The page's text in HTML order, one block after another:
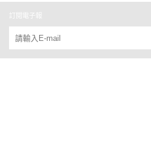
訂閱電子報